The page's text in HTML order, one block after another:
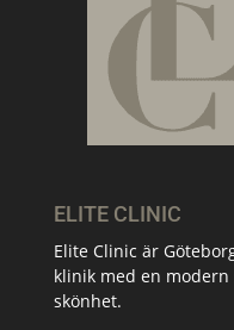
ELITE CLINIC
Elite Clinic är
klinik med en modern
skönhet.